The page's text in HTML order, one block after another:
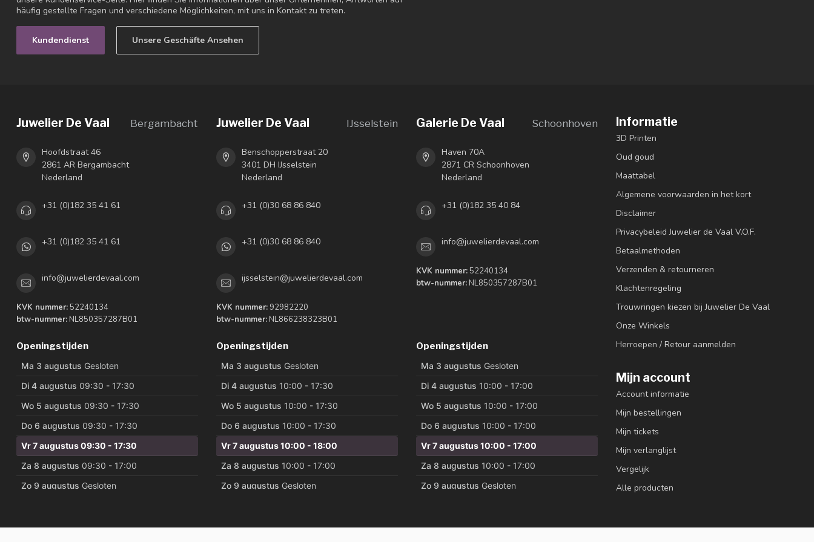
häufig gestellte Fragen und verschiedene Möglichkeiten, mit uns in Kontakt zu treten.
Kundendienst Unsere Geschäfte Ansehen
Juwelier De Vaal Bergambacht
Hoofdstraat 46
2861 AR Bergambacht
Nederland
+31 (0)182 35 41 61
+31 (0)182 35 41 61
info@juwelierdevaal.com
KVK nummer: 52240134
btw-nummer: NL850357287B01
Openingstijden
Juwelier De Vaal IJsselstein
Benschopperstraat 20
3401 DH IJsselstein
Nederland
+31 (0)30 68 86 840
+31 (0)30 68 86 840
ijsselstein@juwelierdevaal.com
KVK nummer:92982220
btw-nummer: NL866238323B01
Openingstijden
Galerie De Vaal Schoonhoven
Haven 70A
2871 CR Schoonhoven
Nederland
+31 (0)182 35 40 84
info@juwelierdevaal.com
KVK nummer: 52240134
btw-nummer: NL850357287B01
Openingstijden
Informatie
3D Printen
Oud goud
Maattabel
Algemene voorwaarden in het kort
Disclaimer
Privacybeleid Juwelier de Vaal V.O.F.
Betaalmethoden
Verzenden & retourneren
Klachtenregeling
Trouwringen kiezen bij Juwelier De Vaal
Onze Winkels
Herroepen / Retour aanmelden
Mijn account
Account informatie
Mijn bestellingen
Mijn tickets
Mijn verlanglijst
Vergelijk
Alle producten